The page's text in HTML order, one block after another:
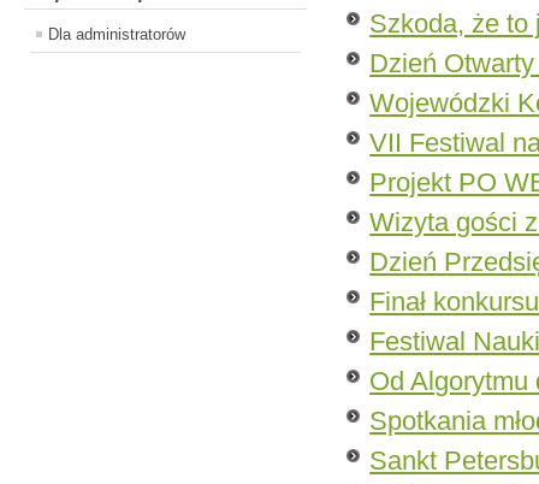
Dla administratorów
Szkoda, że
Dzień
Wojewódzki
VII Festiwal
Projekt PO
Wizyta gości
Dzień
Finał
Festiwal
Od Algorytmu
Spotkania
Sankt